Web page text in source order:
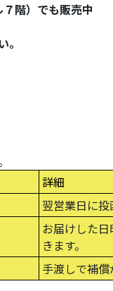
階）でも販売中
詳細
翌営業日に
お届けした
きます。
手渡しで補